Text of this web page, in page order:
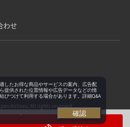
わせ
Airlines. All rights reserved.
したお得な商品やサービスの案内、広告配
提供された位置情報や広告データなどの情
びつけて利用する場合があります。詳細Q&A
確認